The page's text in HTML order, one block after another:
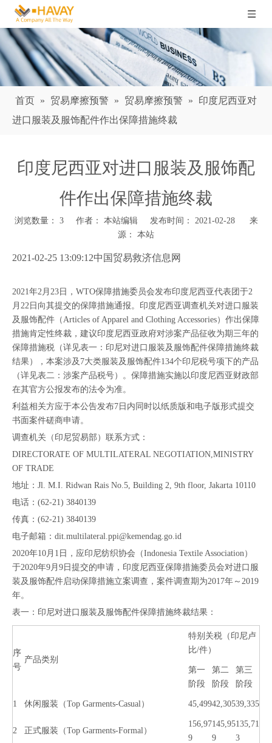
首页 » 贸易摩擦预警 » 贸易摩擦预警 »
印度尼西亚对
进口服装及服饰配件作出保障措施终裁
印度尼西亚对进口服装及服饰配
件作出保障措施终裁
浏览数量： 3作者： 本站编辑 发布时间： 2021-02-28 来
源： 本站
["wechat","weibo","qzone","douban","email"]
2021-02-25 13:09:12中国贸易救济信息网
2021年2月23日，WTO保障措施委员会发布印度尼西亚代表团于2
月22日向其提交的保障措施通报。印度尼西亚调查机关对进口服装
及服饰配件（Articles of Apparel and Clothing Accessories）作出保障
措施肯定性终裁，建议印度尼西亚政府对涉案产品征收为期三年的
保障措施税（详见表一：印尼对进口服装及服饰配件保障措施终裁
结果），本案涉及7大类服装及服饰配件134个印尼税号项下的产品
（详见表二：涉案产品税号）。保障措施实施以印度尼西亚财政部
在其官方公报发布的法令为准。
利益相关方应于本公告发布7日内同时以纸质版和电子版形式提交
书面案件磋商申请。
调查机关（印尼贸易部）联系方式：
DIRECTORATE OF MULTILATERAL NEGOTIATION,MINISTRY
OF TRADE
地址：Jl. M.I. Ridwan Rais No.5, Building 2, 9th floor, Jakarta 10110
电话：(62-21) 3840139
传真：(62-21) 3840139
电子邮箱：dit.multilateral.ppi@kemendag.go.id
2020年10月1日，应印尼纺织协会（Indonesia Textile Association）
于2020年9月9日提交的申请，印度尼西亚保障措施委员会对进口服
装及服饰配件启动保障措施立案调查，案件调查期为2017年～2019
年。
表一：印尼对进口服装及服饰配件保障措施终裁结果：
序
号
产品类别
特别关税（印尼卢
比/件）
第一
阶段
第二
阶段
第三
阶段
1 休闲服装（Top Garments-Casual） 45,49942,30539,335
2 正式服装（Top Garments-Formal）
156,97
9
145,95
9
135,71
3